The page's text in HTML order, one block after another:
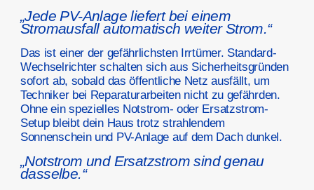
„Jede PV-Anlage liefert bei einem
Stromausfall automatisch weiter Strom.“
Das ist einer der gefährlichsten Irrtümer. Standard-
Wechselrichter schalten sich aus Sicherheitsgründen
sofort ab, sobald das öffentliche Netz ausfällt, um
Techniker bei Reparaturarbeiten nicht zu gefährden.
Ohne ein spezielles Notstrom- oder Ersatzstrom-
Setup bleibt dein Haus trotz strahlendem
Sonnenschein und PV-Anlage auf dem Dach dunkel.
„Notstrom und Ersatzstrom sind genau
dasselbe.“